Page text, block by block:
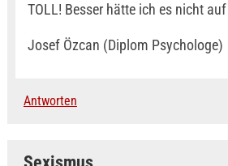
TOLL! Besser hätte ich es nicht
Josef Özcan (Diplom Psychologe)
Antworten